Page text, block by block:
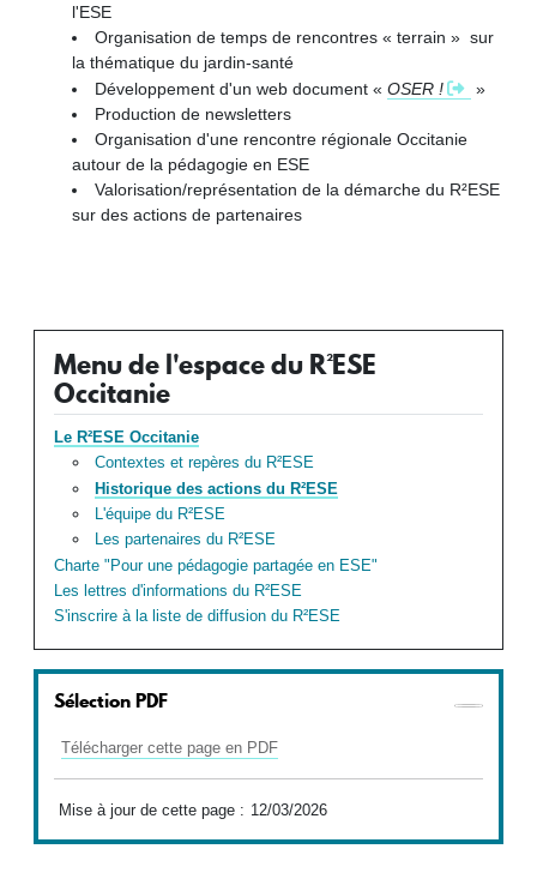
l'ESE
Organisation de temps de rencontres « terrain » sur
la thématique du jardin-santé
Développement d'un web document «OSER !
»
Production de newsletters
Organisation d'une rencontre régionale Occitanie
autour de la pédagogie en ESE
Valorisation/représentation de la démarche du R²ESE
sur des actions de partenaires
Menu de l'espace du R²ESE
Occitanie
Le R²ESE Occitanie
Contextes et repères du R²ESE
Historique des actions du R²ESE
L'équipe du R²ESE
Les partenaires du R²ESE
Charte "Pour une pédagogie partagée en ESE"
Les lettres d'informations du R²ESE
S'inscrire à la liste de diffusion du R²ESE
Sélection PDF
Télécharger cette page en PDF
Mise à jour de cette page : 12/03/2026